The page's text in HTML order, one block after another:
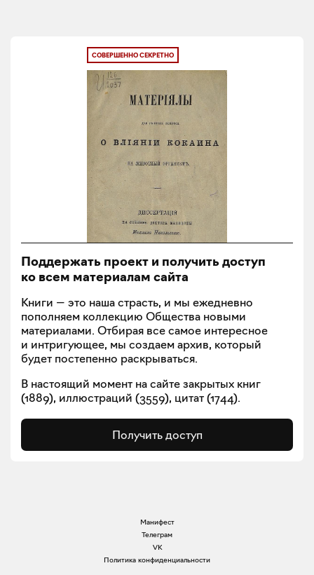
СОВЕРШЕННО СЕКРЕТНО
Поддержать проект и получить доступ
ко всем материалам сайта
Книги — это наша страсть, и мы ежедневно
пополняем коллекцию Общества новыми
материалами. Отбирая все самое интересное
и интригующее, мы создаем архив, который
будет постепенно раскрываться.
В настоящий момент на сайте закрытых книг
(1889), иллюстраций (3559), цитат (1744).
Получить доступ
Манифест
Телеграм
VK
Политика конфиденциальности